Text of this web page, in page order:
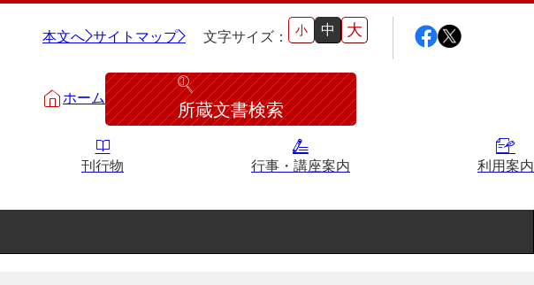
本文へ サイトマップ 文字サイズ： 小 中 大
ホーム
所蔵文書検索
刊行物 行事・講座案内 利用案内